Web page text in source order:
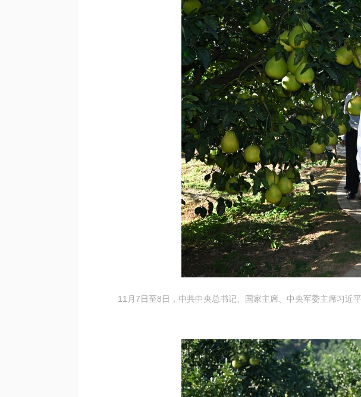
11月7日至8日，中共中央总书记、国家主席、中央军委主席习近